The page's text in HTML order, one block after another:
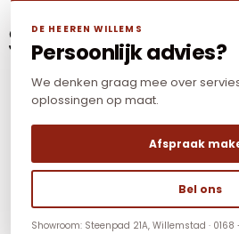
Social Media
DE HEEREN WILLEMS
Persoonlijk advies?
We denken graag mee over
oplossingen op maat.
Afspraak
Bel ons
Showroom: Steenpad 21A, Willemstad · 0168